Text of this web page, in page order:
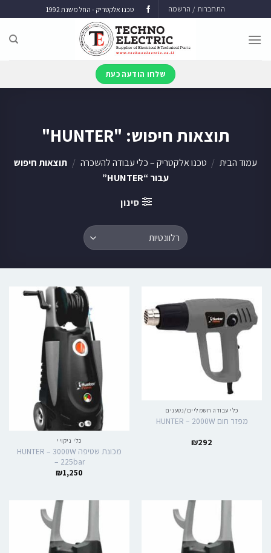
התחברות / הרשמה טכנו אלקטריק - החל משנת 1992
שלחו הודעה כעת
תוצאות חיפוש: "HUNTER"
עמוד הבית / טכנו אלקטריק – כלי עבודה להשכרה / תוצאות חיפוש
עבור “HUNTER”
סינון
כלי עבודה חשמליים/נטענים
מפזר חום HUNTER – 2000W
₪292 כלי ניקויי
מכונת שטיפה HUNTER – 3000W
– 225bar
₪1,250